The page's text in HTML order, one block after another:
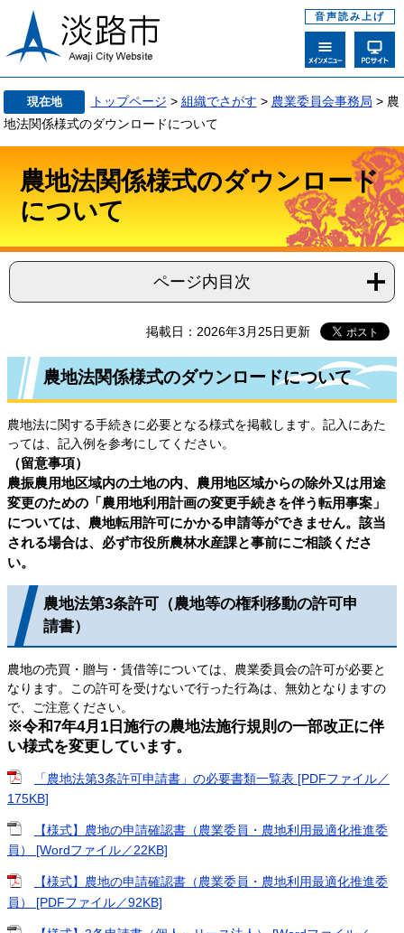
音声読み上げ
現在地 トップページ > 組織でさがす > 農業委員会事務局 > 農
地法関係様式のダウンロードについて
農地法関係様式のダウンロード
について
ページ内目次
掲載日：2026年3月25日更新
農地法関係様式のダウンロードについて
農地法に関する手続きに必要となる様式を掲載します。記入にあた
っては、記入例を参考にしてください。
（留意事項）
農振農用地区域内の土地の内、農用地区域からの除外又は用途
変更のための「農用地利用計画の変更手続きを伴う転用事案」
については、農地転用許可にかかる申請等ができません。該当
される場合は、必ず市役所農林水産課と事前にご相談くださ
い。​
農地法第3条許可（農地等の権利移動の許可申
請書）
農地の売買・贈与・賃借等については、農業委員会の許可が必要と
なります。この許可を受けないで行った行為は、無効となりますの
で、ご注意ください。
※令和7年4月1日施行の農地法施行規則の一部改正に伴
い様式を変更しています。
「農地法第3条許可申請書」の必要書類一覧表 [PDFファイル／
175KB]
【様式】農地の申請確認書（農業委員・農地利用最適化推進委
員） [Wordファイル／22KB]
【様式】農地の申請確認書（農業委員・農地利用最適化推進委
員） [PDFファイル／92KB]